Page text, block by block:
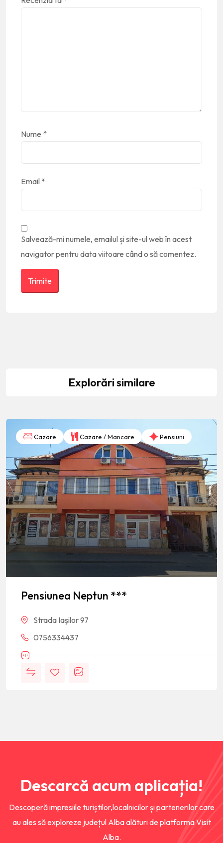
Nume *
Email *
Salvează-mi numele, emailul și site-ul web în acest
navigator pentru data viitoare când o să comentez.
Explorări similare
Cazare Cazare / Mancare Pensiuni
Pensiunea Neptun ***
Strada Iaşilor 97
0756334437
Descarcă acum aplicația!
Descoperă impresiile turiștilor,localnicilor și partenerilor care
au ales să exploreze județul Alba alături de platforma Visit
Alba.